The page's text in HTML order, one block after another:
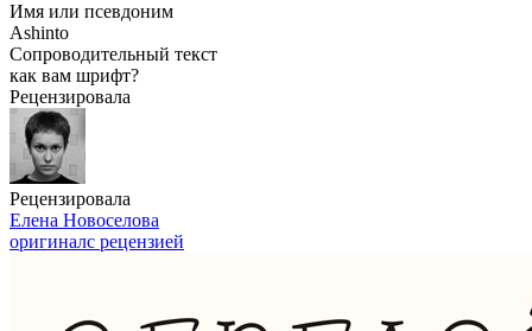
Имя или псевдоним
Ashinto
Сопроводительный текст
как вам шрифт?
Рецензировала
Рецензировала
Елена Новоселова
оригиналс рецензией